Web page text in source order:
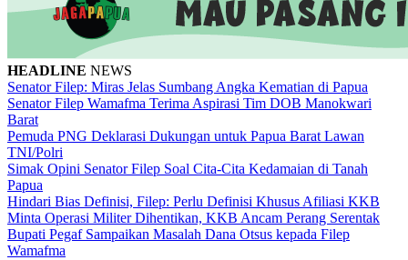
HEADLINE NEWS
Senator Filep: Miras Jelas Sumbang Angka Kematian di Papua
Senator Filep Wamafma Terima Aspirasi Tim DOB Manokwari
Barat
Pemuda PNG Deklarasi Dukungan untuk Papua Barat Lawan
TNI/Polri
Simak Opini Senator Filep Soal Cita-Cita Kedamaian di Tanah
Papua
Hindari Bias Definisi, Filep: Perlu Definisi Khusus Afiliasi KKB
Minta Operasi Militer Dihentikan, KKB Ancam Perang Serentak
Bupati Pegaf Sampaikan Masalah Dana Otsus kepada Filep
Wamafma